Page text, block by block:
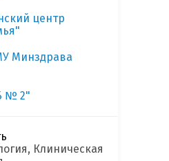
центр
Минздрава
№ 2"
Клиническая